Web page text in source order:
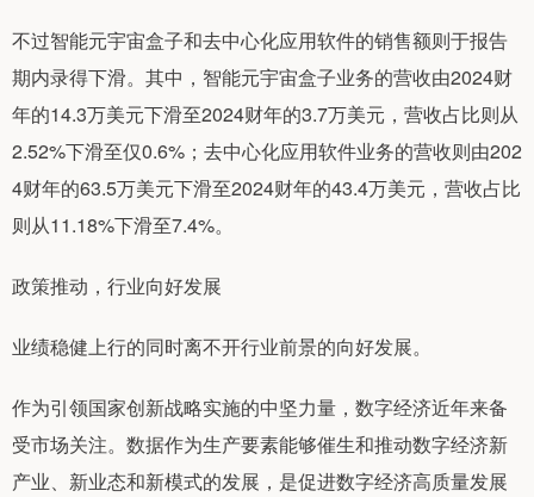
不过智能元宇宙盒子和去中心化应用软件的销售额则于报告
期内录得下滑。其中，智能元宇宙盒子业务的营收由2024财
年的14.3万美元下滑至2024财年的3.7万美元，营收占比则从
2.52%下滑至仅0.6%；去中心化应用软件业务的营收则由202
4财年的63.5万美元下滑至2024财年的43.4万美元，营收占比
则从11.18%下滑至7.4%。
政策推动，行业向好发展
业绩稳健上行的同时离不开行业前景的向好发展。
作为引领国家创新战略实施的中坚力量，数字经济近年来备
受市场关注。数据作为生产要素能够催生和推动数字经济新
产业、新业态和新模式的发展，是促进数字经济高质量发展